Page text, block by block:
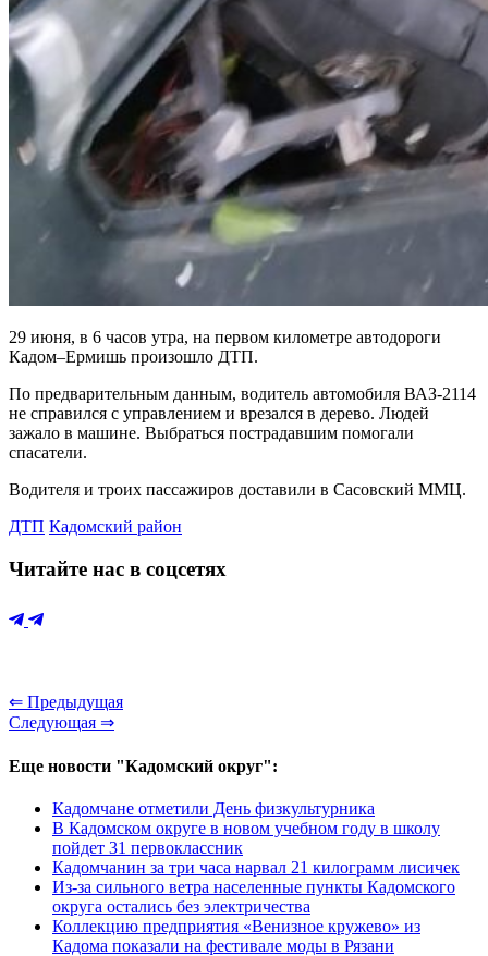
29 июня, в 6 часов утра, на первом километре автодороги
Кадом–Ермишь произошло ДТП.
По предварительным данным, водитель автомобиля ВАЗ-2114
не справился с управлением и врезался в дерево. Людей
зажало в машине. Выбраться пострадавшим помогали
спасатели.
Водителя и троих пассажиров доставили в Сасовский ММЦ.
ДТП Кадомский район
Читайте нас в соцсетях
⇐ Предыдущая
Следующая ⇒
Еще новости "Кадомский округ":
Кадомчане отметили День физкультурника
В Кадомском округе в новом учебном году в школу
пойдет 31 первоклассник
Кадомчанин за три часа нарвал 21 килограмм лисичек
Из-за сильного ветра населенные пункты Кадомского
округа остались без электричества
Коллекцию предприятия «Венизное кружево» из
Кадома показали на фестивале моды в Рязани